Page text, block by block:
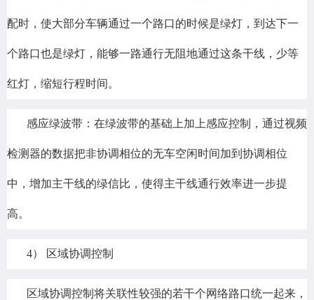
配时，使大部分车辆通过一个路口的时候是绿灯，到达下一
个路口也是绿灯，能够一路通行无阻地通过这条干线，少等
红灯，缩短行程时间。
感应绿波带：在绿波带的基础上加上感应控制，通过视频
检测器的数据把非协调相位的无车空闲时间加到协调相位
中，增加主干线的绿信比，使得主干线通行效率进一步提
高。
4） 区域协调控制
区域协调控制将关联性较强的若干个网络路口统一起来，